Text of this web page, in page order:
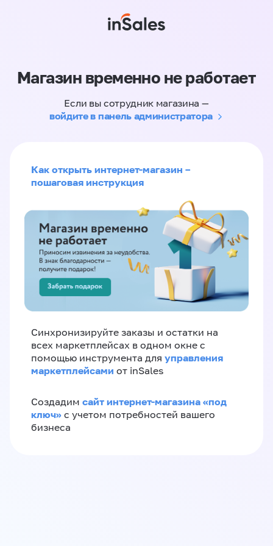
Магазин временно не работает
Если вы сотрудник магазина —
войдите в панель администратора
Как открыть интернет-магазин –
пошаговая инструкция
Синхронизируйте заказы и остатки на
всех маркетплейсах в одном окне с
помощью инструмента для управления
маркетплейсами от inSales
Создадим сайт интернет-магазина «под
ключ» с учетом потребностей вашего
бизнеса